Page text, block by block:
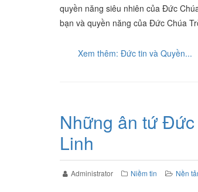
quyền năng siêu nhiên của Đức
bạn và quyền năng của Đức Chúa
Xem thêm: Đức tin và Quyền...
Những ân tứ
Linh
Administrator Niềm tin Nền